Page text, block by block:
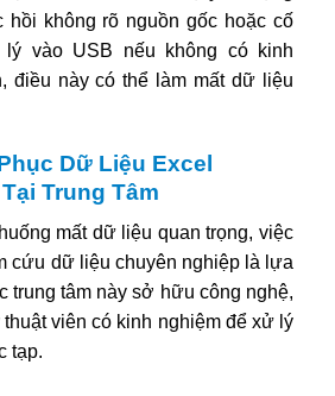
hồi không rõ nguồn gốc hoặc cố
vào USB nếu không có kinh
điều này có thể làm mất dữ liệu
Dữ Liệu Excel
Trung Tâm
mất dữ liệu quan trọng, việc
cứu dữ liệu chuyên nghiệp là lựa
trung tâm này sở hữu công nghệ,
viên có kinh nghiệm để xử lý
tạp.